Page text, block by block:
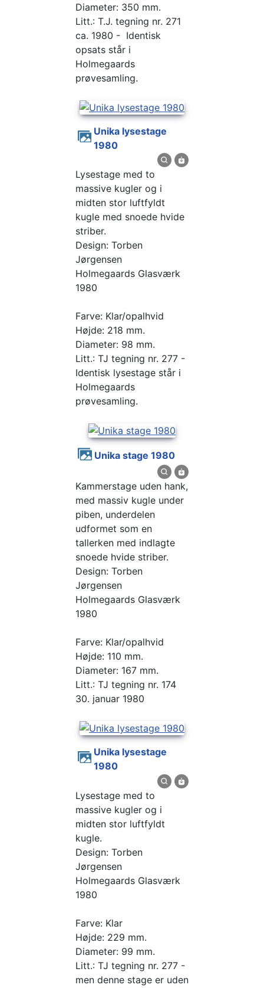
Diameter: 350 mm.
Litt.: T.J. tegning nr. 271
ca. 1980 - Identisk
opsats står i
Holmegaards
prøvesamling.
Unika lysestage
1980
Lysestage med to
massive kugler og i
midten stor luftfyldt
kugle med snoede hvide
striber.
Design: Torben
Jørgensen
Holmegaards Glasværk
1980
Farve: Klar/opalhvid
Højde: 218 mm.
Diameter: 98 mm.
Litt.: TJ tegning nr. 277 -
Identisk lysestage står i
Holmegaards
prøvesamling.
Unika stage 1980
Kammerstage uden hank,
med massiv kugle under
piben, underdelen
udformet som en
tallerken med indlagte
snoede hvide striber.
Design: Torben
Jørgensen
Holmegaards Glasværk
1980
Farve: Klar/opalhvid
Højde: 110 mm.
Diameter: 167 mm.
Litt.: TJ tegning nr. 174
30. januar 1980
Unika lysestage
1980
Lysestage med to
massive kugler og i
midten stor luftfyldt
kugle.
Design: Torben
Jørgensen
Holmegaards Glasværk
1980
Farve: Klar
Højde: 229 mm.
Diameter: 99 mm.
Litt.: TJ tegning nr. 277 -
men denne stage er uden